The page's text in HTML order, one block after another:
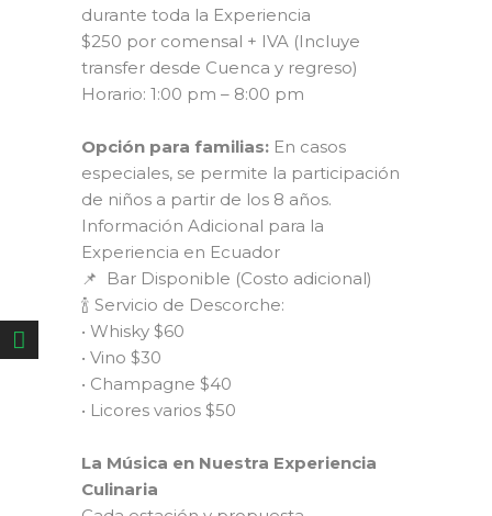
durante toda la Experiencia
$250 por comensal + IVA (Incluye
transfer desde Cuenca y regreso)
Horario: 1:00 pm – 8:00 pm
Opción para familias: En casos
especiales, se permite la participación
de niños a partir de los 8 años.
Información Adicional para la
Experiencia en Ecuador
📌 Bar Disponible (Costo adicional)
🍾 Servicio de Descorche:
• Whisky $60
• Vino $30
• Champagne $40
• Licores varios $50
La Música en Nuestra Experiencia
Culinaria